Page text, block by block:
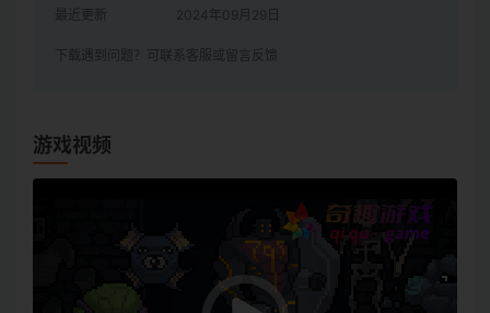
最近更新 2024年09月29日
下载遇到问题？可联系客服或留言反馈
游戏视频